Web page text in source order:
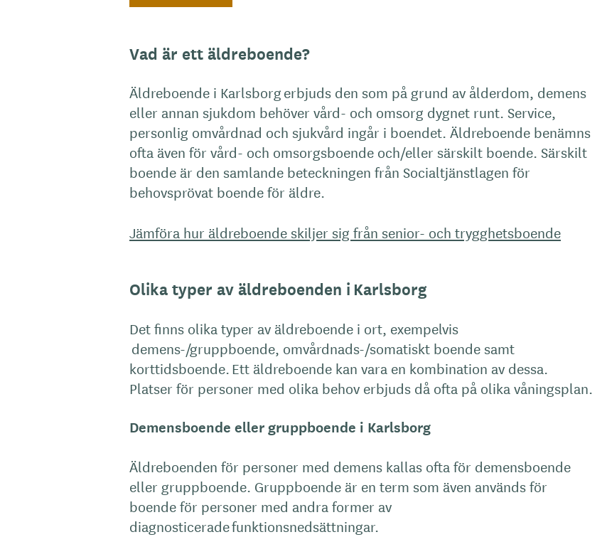
Vad är ett äldreboende?
Äldreboende i Karlsborg erbjuds den som på grund av ålderdom, demens
eller annan sjukdom behöver vård- och omsorg dygnet runt. Service,
personlig omvårdnad och sjukvård ingår i boendet. Äldreboende benämns
ofta även för vård- och omsorgsboende och/eller särskilt boende. Särskilt
boende är den samlande beteckningen från Socialtjänstlagen för
behovsprövat boende för äldre.
Jämföra hur äldreboende skiljer sig från senior- och trygghetsboende
Olika typer av äldreboenden i Karlsborg
Det finns olika typer av äldreboende i ort, exempelvis
demens-/gruppboende, omvårdnads-/somatiskt boende samt
korttidsboende. Ett äldreboende kan vara en kombination av dessa.
Platser för personer med olika behov erbjuds då ofta på olika våningsplan.
Demensboende eller gruppboende i Karlsborg
Äldreboenden för personer med demens kallas ofta för demensboende
eller gruppboende. Gruppboende är en term som även används för
boende för personer med andra former av
diagnosticerade funktionsnedsättningar.